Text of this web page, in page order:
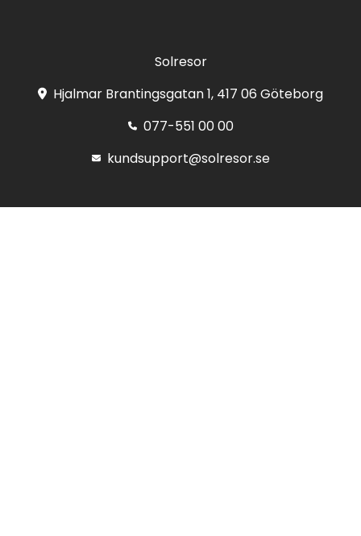
Solresor
Hjalmar Brantingsgatan 1, 417 06 Göteborg
077-551 00 00
kundsupport@solresor.se